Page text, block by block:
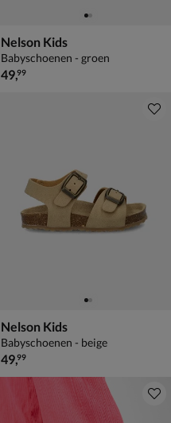
Nelson Kids
Babyschoenen - groen
€ 49,99
49,99
Nelson Kids
Babyschoenen - beige
€ 49,99
49,99